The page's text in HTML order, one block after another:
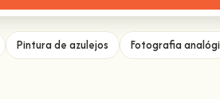
Pintura de azulejos Fotografia